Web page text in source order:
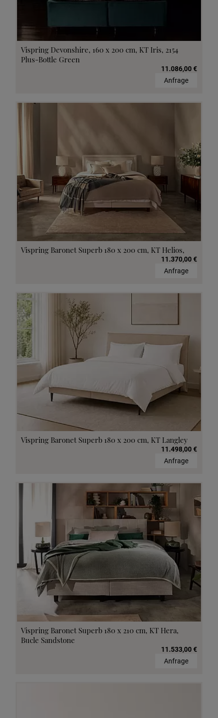
Vispring Devonshire, 160 x 200 cm, KT Iris, 2154
Plus-Bottle Green
11.086,00 €
Anfrage
Vispring Baronet Superb 180 x 200 cm, KT Helios,
11.370,00 €
Anfrage
Vispring Baronet Superb 180 x 200 cm, KT Langley
11.498,00 €
Anfrage
Vispring Baronet Superb 180 x 210 cm, KT Hera,
Bucle Sandstone
11.533,00 €
Anfrage